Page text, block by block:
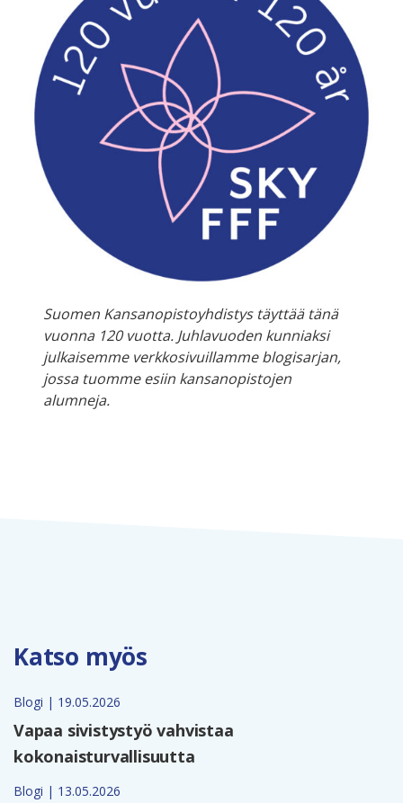
Suomen Kansanopistoyhdistys täyttää tänä
vuonna 120 vuotta. Juhlavuoden kunniaksi
julkaisemme verkkosivuillamme blogisarjan,
jossa tuomme esiin kansanopistojen
alumneja.
Katso myös
Blogi | 19.05.2026
Vapaa sivistystyö vahvistaa
kokonaisturvallisuutta
Blogi | 13.05.2026